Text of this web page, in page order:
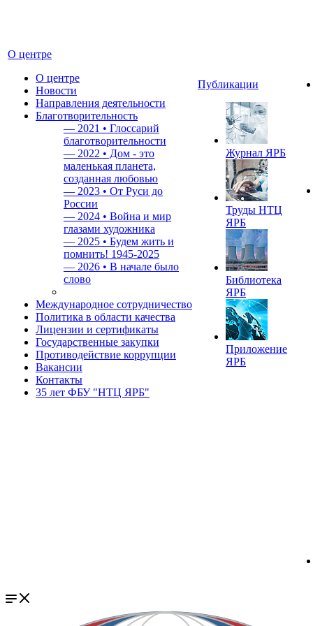
О центре
О центре
Новости
Направления деятельности
Благотворительность
— 2021 • Глоссарий
благотворительности
— 2022 • Дом - это
маленькая планета,
созданная любовью
— 2023 • От Руси до
России
— 2024 • Война и мир
глазами художника
— 2025 • Будем жить и
помнить! 1945-2025
— 2026 • В начале было
слово
Международное сотрудничество
Политика в области качества
Лицензии и сертификаты
Государственные закупки
Противодействие коррупции
Вакансии
Контакты
35 лет ФБУ "НТЦ ЯРБ"
Публикации
Журнал ЯРБ
Труды НТЦ
ЯРБ
Библиотека
ЯРБ
Приложение
ЯРБ